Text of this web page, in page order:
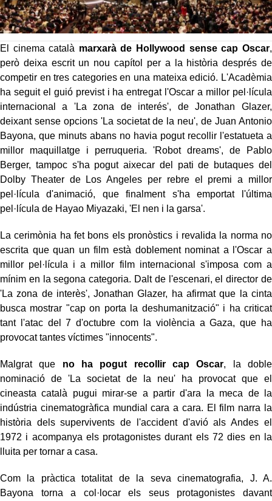
El cinema català marxarà de Hollywood sense cap Oscar,
però deixa escrit un nou capítol per a la història després de
competir en tres categories en una mateixa edició. L'Acadèmia
ha seguit el guió previst i ha entregat l'Oscar a millor pel·lícula
internacional a 'La zona de interés', de Jonathan Glazer,
deixant sense opcions 'La societat de la neu', de Juan Antonio
Bayona, que minuts abans no havia pogut recollir l'estatueta a
millor maquillatge i perruqueria. 'Robot dreams', de Pablo
Berger, tampoc s'ha pogut aixecar del pati de butaques del
Dolby Theater de Los Angeles per rebre el premi a millor
pel·lícula d'animació, que finalment s'ha emportat l'última
pel·lícula de Hayao Miyazaki, 'El nen i la garsa'.
La cerimònia ha fet bons els pronòstics i revalida la norma no
escrita que quan un film està doblement nominat a l'Oscar a
millor pel·lícula i a millor film internacional s'imposa com a
mínim en la segona categoria. Dalt de l'escenari, el director de
'La zona de interès', Jonathan Glazer, ha afirmat que la cinta
busca mostrar "cap on porta la deshumanització" i ha criticat
tant l'atac del 7 d'octubre com la violència a Gaza, que ha
provocat tantes víctimes "innocents".
Malgrat que no ha pogut recollir cap Oscar, la doble
nominació de 'La societat de la neu' ha provocat que el
cineasta català pugui mirar-se a partir d'ara la meca de la
indústria cinematogràfica mundial cara a cara. El film narra la
història dels supervivents de l'accident d'avió als Andes el
1972 i acompanya els protagonistes durant els 72 dies en la
lluita per tornar a casa.
Com la pràctica totalitat de la seva cinematografia, J. A.
Bayona torna a col·locar els seus protagonistes davant